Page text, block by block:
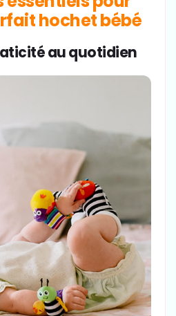
hochet bébé
au quotidien